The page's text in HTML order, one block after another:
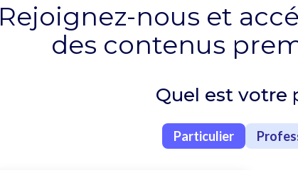
Rejoignez-nous et
des contenus
Quel est votre
Particulier